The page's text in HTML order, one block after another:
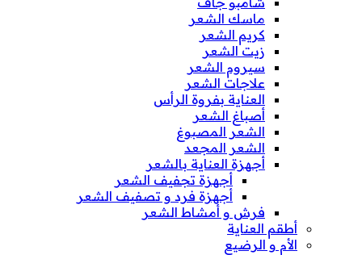
ماسك الشعر
كريم الشعر
زيت الشعر
سيروم الشعر
علاجات الشعر
العناية بفروة الرأس
أصباغ الشعر
الشعر المصبوغ
الشعر المجعد
أجهزة العناية بالشعر
أجهزة تجفيف الشعر
أجهزة فرد و تصفيف الشعر
فرش و أمشاط الشعر
أطقم العناية
الأم و الرضيع